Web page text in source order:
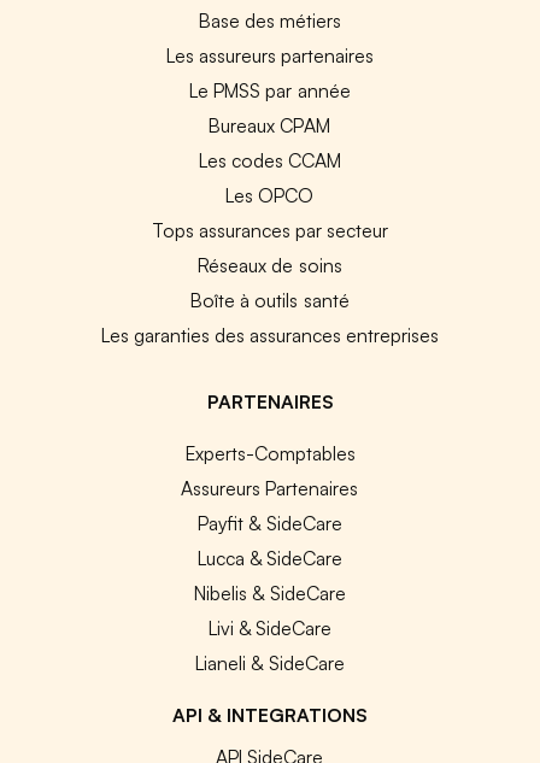
Base des métiers
Les assureurs partenaires
Le PMSS par année
Bureaux CPAM
Les codes CCAM
Les OPCO
Tops assurances par secteur
Réseaux de soins
Boîte à outils santé
Les garanties des assurances entreprises
PARTENAIRES
Experts-Comptables
Assureurs Partenaires
Payfit & SideCare
Lucca & SideCare
Nibelis & SideCare
Livi & SideCare
Lianeli & SideCare
API & INTEGRATIONS
API SideCare